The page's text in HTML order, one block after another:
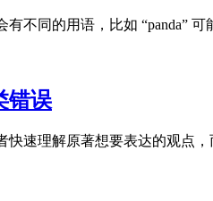
有不同的用语，比如 “panda”
错误
快速理解原著想要表达的观点